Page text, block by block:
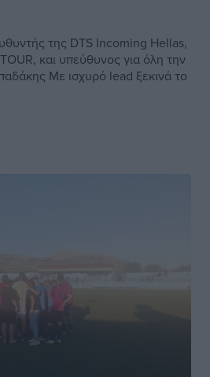
της DTS Incoming Hellas,
και υπεύθυνος για όλη την
Με ισχυρό lead ξεκινά το